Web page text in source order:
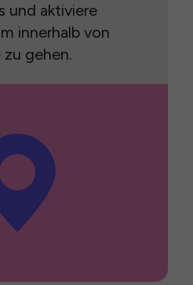
und aktiviere
innerhalb von
gehen.